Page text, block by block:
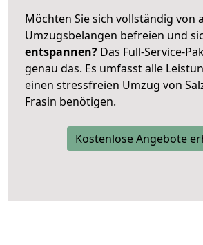
Möchten Sie sich vollständig von
Umzugsbelangen befreien und
entspannen? Das Full-Service-
genau das. Es umfasst alle
einen stressfreien Umzug von
Frasin benötigen.
Kostenlose Angebote